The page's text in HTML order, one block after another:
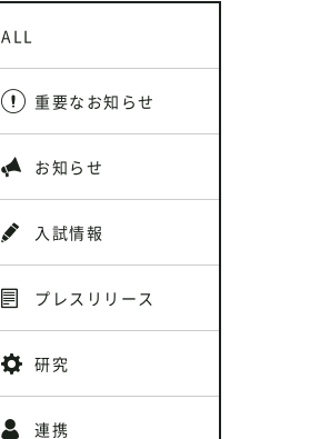
ALL
重要なお知らせ
お知らせ
入試情報
プレスリリース
研究
連携